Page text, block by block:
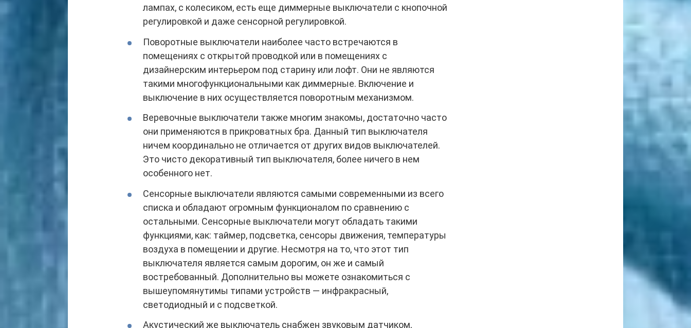
лампах, с колесиком, есть еще диммерные выключатели с кнопочной
регулировкой и даже сенсорной регулировкой.
Поворотные выключатели наиболее часто встречаются в
помещениях с открытой проводкой или в помещениях с
дизайнерским интерьером под старину или лофт. Они не являются
такими многофункциональными как диммерные. Включение и
выключение в них осуществляется поворотным механизмом.
Веревочные выключатели также многим знакомы, достаточно часто
они применяются в прикроватных бра. Данный тип выключателя
ничем координально не отличается от других видов выключателей.
Это чисто декоративный тип выключателя, более ничего в нем
особенного нет.
Сенсорные выключатели являются самыми современными из всего
списка и обладают огромным функционалом по сравнению с
остальными. Сенсорные выключатели могут обладать такими
функциями, как: таймер, подсветка, сенсоры движения, температуры
воздуха в помещении и другие. Несмотря на то, что этот тип
выключателя является самым дорогим, он же и самый
востребованный. Дополнительно вы можете ознакомиться с
вышеупомянутимы типами устройств — инфракрасный,
светодиодный и с подсветкой.
Акустический же выключатель снабжен звуковым датчиком,